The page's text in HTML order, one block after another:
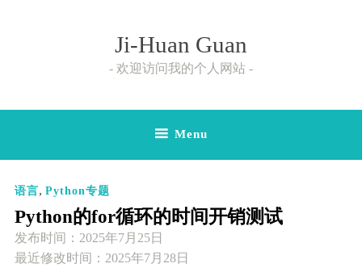
Ji-Huan Guan
欢迎访问我的个人网站
Menu
语言, Python专题
Python的for循环的时间开销测试
发布时间： 2025年7月25日
最近修改时间：2025年7月28日